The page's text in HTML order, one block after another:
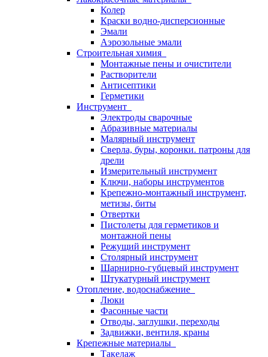
Колер
Краски водно-дисперсионные
Эмали
Аэрозольные эмали
Строительная химия
Монтажные пены и очистители
Растворители
Антисептики
Герметики
Инструмент
Электроды сварочные
Абразивные материалы
Малярный инструмент
Сверла, буры, коронки. патроны для
дрели
Измерительный инструмент
Ключи, наборы инструментов
Крепежно-монтажный инструмент,
метизы, биты
Отвертки
Пистолеты для герметиков и
монтажной пены
Режущий инструмент
Столярный инструмент
Шарнирно-губцевый инструмент
Штукатурный инструмент
Отопление, водоснабжение
Люки
Фасонные части
Отводы, заглушки, переходы
Задвижки, вентиля, краны
Крепежные материалы
Такелаж